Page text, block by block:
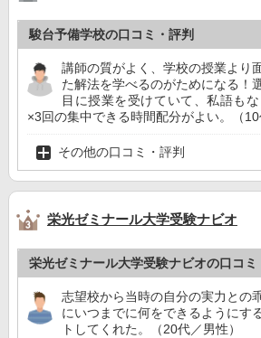
駿台予備学校の口コミ・評判
講師の質がよく、学校の授業より
た解法を学べるのがためになる！
目に授業を受けていて、私語も
×3回の集中できる時間配分がよい。（10
その他の口コミ・評判
栄光ゼミナール大学受験ナビオ
栄光ゼミナール大学受験ナビオの口コミ
志望校から当時の自分の実力との
にいつまでに何をできるようにす
トしてくれた。（20代／男性）